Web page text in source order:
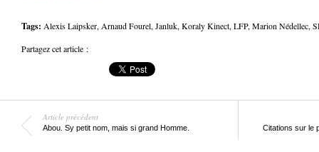
Tags: Alexis Laipsker, Arnaud Fourel, Janluk, Koraly Kinect, LFP, Marion Nédellec,
Partagez cet article :
Article précédent
Abou. Sy petit nom, mais si grand Homme. Citations sur le